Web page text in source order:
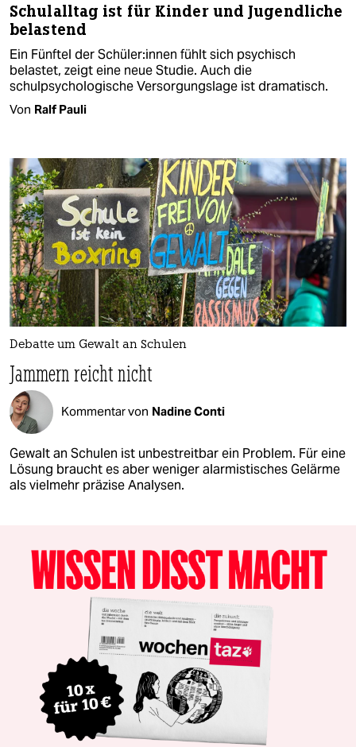
Schulalltag ist für Kinder und Jugendliche
belastend
Ein Fünftel der Schü­le­r:in­nen fühlt sich psychisch
belastet, zeigt eine neue Studie. Auch die
schulpsychologische Versorgungslage ist dramatisch.
Von Ralf Pauli
Debatte um Gewalt an Schulen
Jammern reicht nicht
Kommentar von Nadine Conti
Gewalt an Schulen ist unbestreitbar ein Problem. Für eine
Lösung braucht es aber weniger alarmistisches Gelärme
als vielmehr präzise Analysen.